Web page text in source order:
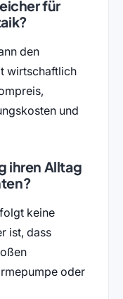
für
den
wirtschaftlich
und
ihren Alltag
keine
ist, dass
oder